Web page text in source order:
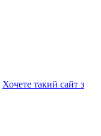
Хочете такий сайт з